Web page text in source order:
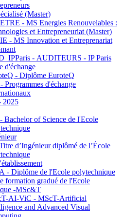
(Master)
- MS Energies Renouvelables :
et Entrepreneuriat (Master)
- MS Innovation et Entreprenariat
- AUDITEURS - IP Paris
d'échange
- Diplôme EuroteQ
Programmes d'échange
2025
Bachelor of Science de l'Ecole
d’Ingénieur diplômé de l’École
- Diplôme de l'Ecole polytechnique
formation gradué de l'Ecole
-MSc&T
AI-ViC - MScT-Artificial
and Advanced Visual